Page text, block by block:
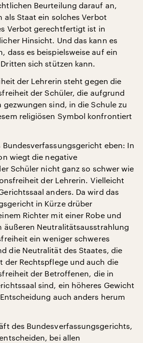
Beurteilung darauf an,
als Staat ein solches Verbot
Verbot gerechtfertigt ist in
Hinsicht. Und das kann es
dass es beispielsweise auf ein
sich stützen kann.
der Lehrerin steht gegen die
der Schüler, die aufgrund
sind, in die Schule zu
religiösen Symbol konfrontiert
Bundesverfassungsgericht eben: In
wiegt die negative
Schüler nicht ganz so schwer wie
der Lehrerin. Vielleicht
anders. Da wird das
in Kürze drüber
Richter mit einer Robe und
äußeren Neutralitätsausstrahlung
ein weniger schweres
die Neutralität des Staates, die
der Rechtspflege und auch die
der Betroffenen, die in
sind, ein höheres Gewicht
auch anders herum
des Bundesverfassungsgerichts,
bei allen